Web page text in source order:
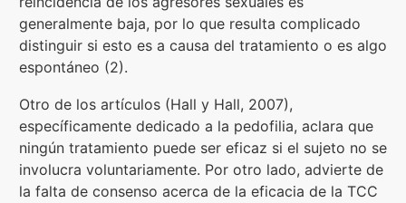
generalmente baja, por lo que resulta complicado
distinguir si esto es a causa del tratamiento o es algo
espontáneo (2).
Otro de los artículos (Hall y Hall, 2007),
específicamente dedicado a la pedofilia, aclara que
ningún tratamiento puede ser eficaz si el sujeto no se
involucra voluntariamente. Por otro lado, advierte de
la falta de consenso acerca de la eficacia de la TCC